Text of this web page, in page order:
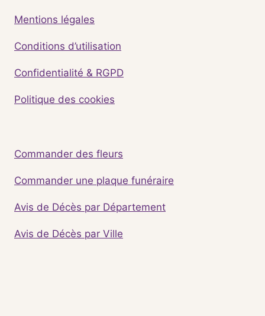
Mentions légales
Conditions d’utilisation
Confidentialité & RGPD
Politique des cookies
Commander des fleurs
Commander une plaque funéraire
Avis de Décès par Département
Avis de Décès par Ville